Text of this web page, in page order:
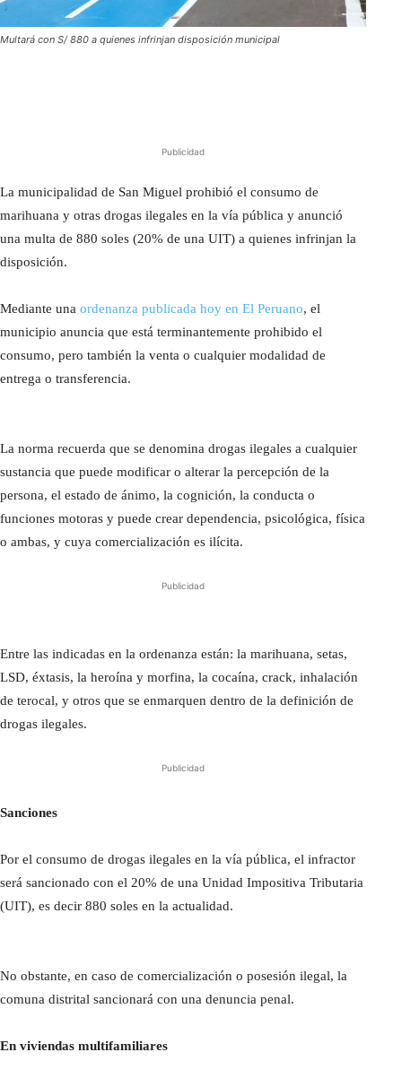
Multará con S/ 880 a quienes infrinjan disposición municipal
Publicidad
La municipalidad de San Miguel prohibió el consumo de
marihuana y otras drogas ilegales en la vía pública y anunció
una multa de 880 soles (20% de una UIT) a quienes infrinjan la
disposición.
Mediante una ordenanza publicada hoy en El Peruano, el
municipio anuncia que está terminantemente prohibido el
consumo, pero también la venta o cualquier modalidad de
entrega o transferencia.
La norma recuerda que se denomina drogas ilegales a cualquier
sustancia que puede modificar o alterar la percepción de la
persona, el estado de ánimo, la cognición, la conducta o
funciones motoras y puede crear dependencia, psicológica, física
o ambas, y cuya comercialización es ilícita.
Publicidad
Entre las indicadas en la ordenanza están: la marihuana, setas,
LSD, éxtasis, la heroína y morfina, la cocaína, crack, inhalación
de terocal, y otros que se enmarquen dentro de la definición de
drogas ilegales.
Publicidad
Sanciones
Por el consumo de drogas ilegales en la vía pública, el infractor
será sancionado con el 20% de una Unidad Impositiva Tributaria
(UIT), es decir 880 soles en la actualidad.
No obstante, en caso de comercialización o posesión ilegal, la
comuna distrital sancionará con una denuncia penal.
En viviendas multifamiliares